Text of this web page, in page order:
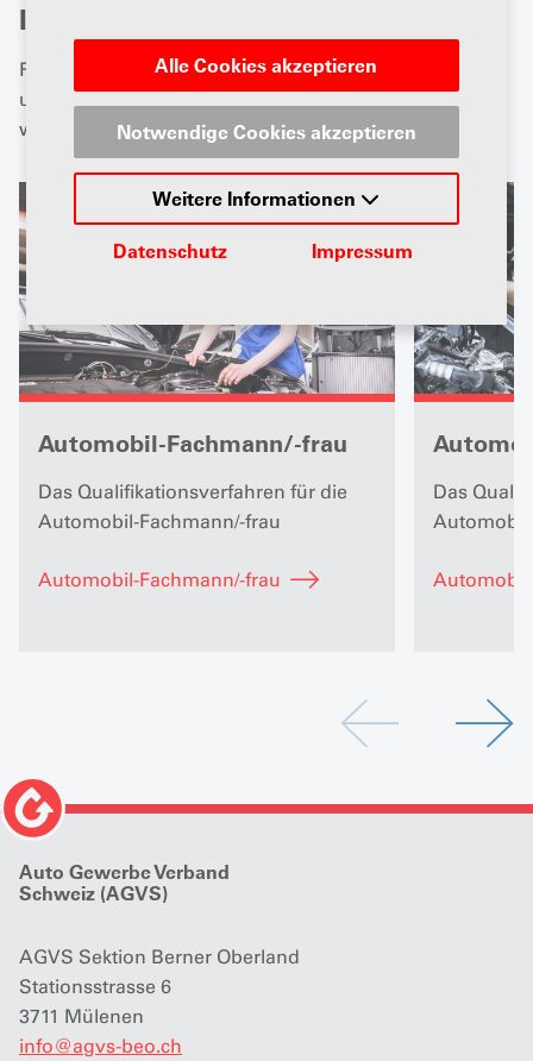
Alle Cookies akzeptieren
Notwendige Cookies akzeptieren
Weitere Informationen
Datenschutz Impressum
Informationen
Finden Sie den Prüfungsplan sowie weitere Hilfreiche
und nützliche Tips und Infos zum QV. Bei Fragen sind
wir gerne für euch da.
Automobil-Fachmann/-frau
Das Qualifikationsverfahren für die
Automobil-Fachmann/-frau
Automobil-Fachmann/-frau
Das
Auto Gewerbe Verband
Schweiz (AGVS)
AGVS Sektion Berner Oberland
Stationsstrasse 6
3711 Mülenen
info@agvs-beo.ch